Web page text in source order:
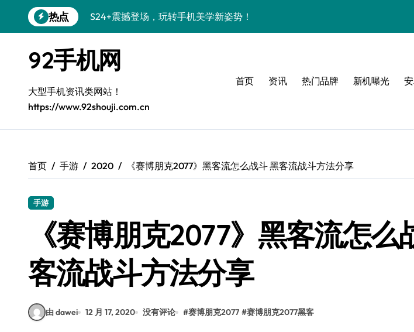
到
热点
S24+震撼登场，玩转手机美学新姿势！
A56 5G登场，潮玩新定义！
三星S26上头！个性潮玩美到炸裂
S25潮改指南：个性定制，酷到没朋友！
Galaxy C55 5G潮定新定义
Galaxy Z Flip6：折叠潮流，秒杀全场
S25 Ultra颜值炸裂！定制主题潮翻天
92手机网
大型手机资讯类网站！
https://www.92shouji.com.cn
首页 资讯 热门品牌 新机曝光
首页 手游 2020 《赛博朋克2077》黑客流怎么战斗 黑客流战斗方法分享
手游
《赛博朋克2077》黑客流怎么
客流战斗方法分享
由 dawei 12 月 17, 2020 没有评论 #赛博朋克2077 #赛博朋克2077黑客